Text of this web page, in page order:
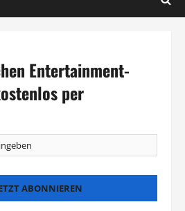
Entertainment-
per